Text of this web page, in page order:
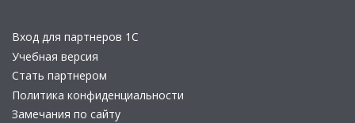
Вход для партнеров 1С
Учебная версия
Стать партнером
Политика конфиденциальности
Замечания по сайту